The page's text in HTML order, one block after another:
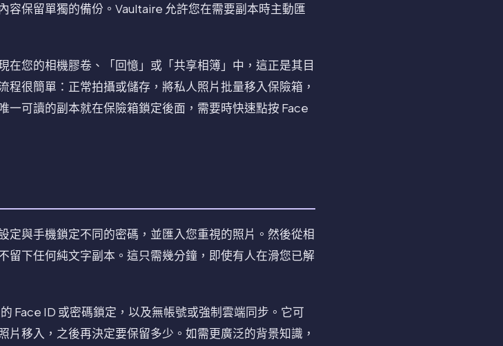
容保留單獨的備份。Vaultaire 允許您在需要副本時主動匯
在您的相機膠卷、「回憶」或「共享相簿」中，這正是其目
很簡單：正常拍攝或儲存，將私人照片批量移入保險箱，
一可讀的副本就在保險箱鎖定後面，需要時快速點按 Face
定與手機鎖定不同的密碼，並匯入您重視的照片。然後從相
留下任何純文字副本。這只需幾分鐘，即使有人在滑您已解
Face ID 或密碼鎖定，以及無帳號或強制雲端同步。它可
移入，之後再決定要保留多少。如需更廣泛的背景知識，